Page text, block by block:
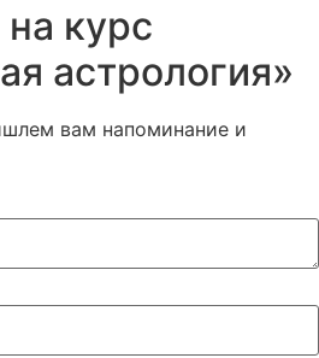
курс
астрология»
вам напоминание и